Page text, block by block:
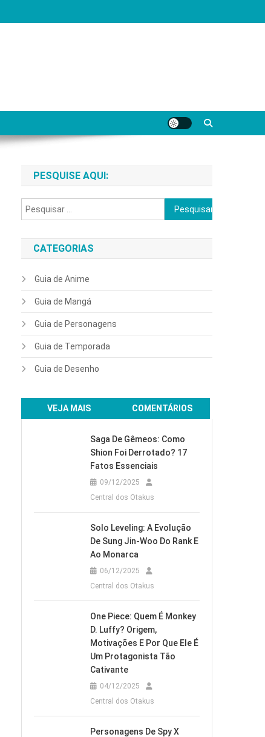
PESQUISE AQUI:
Pesquisar
por:
CATEGORIAS
Guia de Anime
Guia de Mangá
Guia de Personagens
Guia de Temporada
Guia de Desenho
VEJA MAIS COMENTÁRIOS
Saga De Gêmeos: Como
Shion Foi Derrotado? 17
Fatos Essenciais
09/12/2025
Central dos Otakus
Solo Leveling: A Evolução
De Sung Jin-Woo Do Rank E
Ao Monarca
06/12/2025
Central dos Otakus
One Piece: Quem É Monkey
D. Luffy? Origem,
Motivações E Por Que Ele É
Um Protagonista Tão
Cativante
04/12/2025
Central dos Otakus
Personagens De Spy X